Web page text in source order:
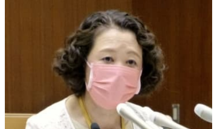
アリ／ナシ
ショップ
登録・ログイン/マイルーム